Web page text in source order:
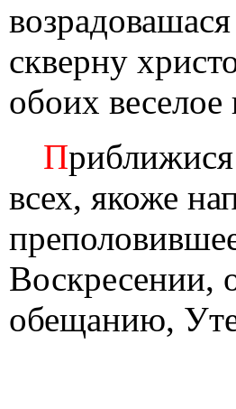
скверну
обоих
П
всех, якоже
Воскресении,
обещанию,